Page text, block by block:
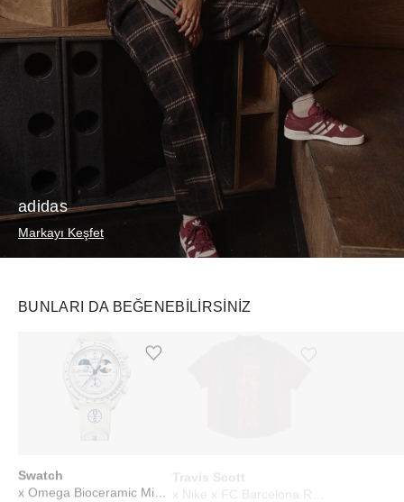
adidas
Markayı Keşfet
BUNLARI DA BEĞENEBILIRSINIZ
Swatch
Ürünü istek listesine ekle veya listeden çıkar
Travis Scott
Ürünü istek listesine ekle veya listeden çıkar